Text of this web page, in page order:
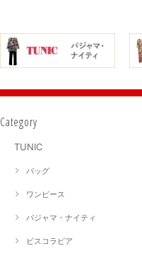
Category
TUNIC
バッグ
ワンピース
パジャマ・ナイティ
ビスコラピア